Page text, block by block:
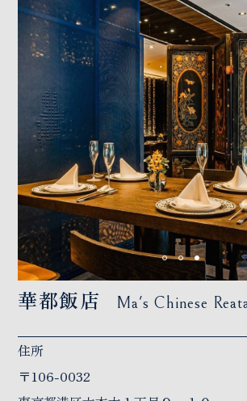
華都飯店 Ma's Chinese
住所
〒106-0032